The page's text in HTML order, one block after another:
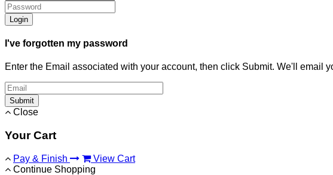
Login
I've forgotten my password
Enter the Email associated with your account, then click Submit. We'll email
Submit
Close
Your Cart
Pay & Finish
View Cart
Continue Shopping